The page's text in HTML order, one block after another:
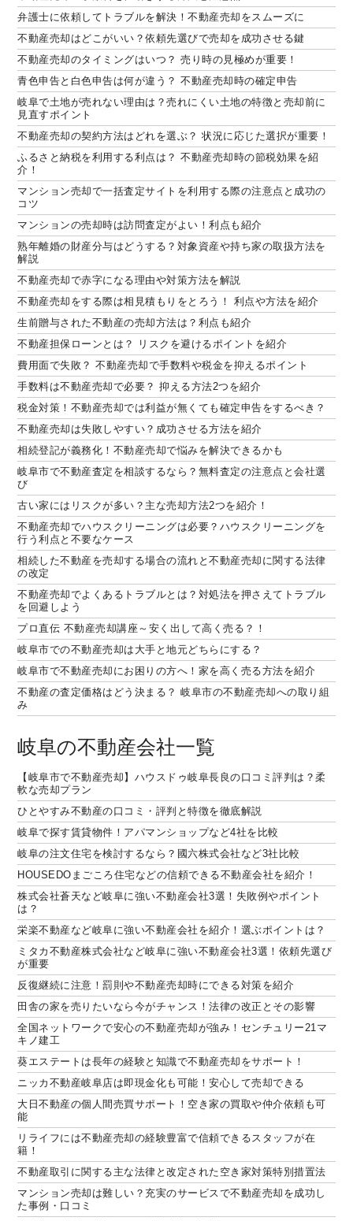
弁護士に依頼してトラブルを解決！不動産売却をスムーズに
不動産売却はどこがいい？依頼先選びで売却を成功させる鍵
不動産売却のタイミングはいつ？ 売り時の見極めが重要！
青色申告と白色申告は何が違う？ 不動産売却時の確定申告
岐阜で土地が売れない理由は？売れにくい土地の特徴と売却前に
見直すポイント
不動産売却の契約方法はどれを選ぶ？ 状況に応じた選択が重要！
ふるさと納税を利用する利点は？ 不動産売却時の節税効果を紹
介！
マンション売却で一括査定サイトを利用する際の注意点と成功の
コツ
マンションの売却時は訪問査定がよい！利点も紹介
熟年離婚の財産分与はどうする？対象資産や持ち家の取扱方法を
解説
不動産売却で赤字になる理由や対策方法を解説
不動産売却をする際は相見積もりをとろう！ 利点や方法を紹介
生前贈与された不動産の売却方法は？利点も紹介
不動産担保ローンとは？ リスクを避けるポイントを紹介
費用面で失敗？ 不動産売却で手数料や税金を抑えるポイント
手数料は不動産売却で必要？ 抑える方法2つを紹介
税金対策！不動産売却では利益が無くても確定申告をするべき？
不動産売却は失敗しやすい？成功させる方法を紹介
相続登記が義務化！不動産売却で悩みを解決できるかも
岐阜市で不動産査定を相談するなら？無料査定の注意点と会社選
び
古い家にはリスクが多い？主な売却方法2つを紹介！
不動産売却でハウスクリーニングは必要？ハウスクリーニングを
行う利点と不要なケース
相続した不動産を売却する場合の流れと不動産売却に関する法律
の改定
不動産売却でよくあるトラブルとは？対処法を押さえてトラブル
を回避しよう
プロ直伝 不動産売却講座～安く出して高く売る？！
岐阜市での不動産売却は大手と地元どちらにする？
岐阜市で不動産売却にお困りの方へ！家を高く売る方法を紹介
不動産の査定価格はどう決まる？ 岐阜市の不動産売却への取り組
み
岐阜の不動産会社一覧
【岐阜市で不動産売却】ハウスドゥ岐阜長良の口コミ評判は？柔
軟な売却プラン
ひとやすみ不動産の口コミ・評判と特徴を徹底解説
岐阜で探す賃貸物件！アパマンショップなど4社を比較
岐阜の注文住宅を検討するなら？國六株式会社など3社比較
HOUSEDOまごころ住宅などの信頼できる不動産会社を紹介！
株式会社蒼天など岐阜に強い不動産会社3選！失敗例やポイント
は？
栄楽不動産など岐阜に強い不動産会社を紹介！選ぶポイントは？
ミタカ不動産株式会社など岐阜に強い不動産会社3選！依頼先選び
が重要
反復継続に注意！罰則や不動産売却時にできる対策を紹介
田舎の家を売りたいなら今がチャンス！法律の改正とその影響
全国ネットワークで安心の不動産売却が強み！センチュリー21マ
キノ建工
葵エステートは長年の経験と知識で不動産売却をサポート！
ニッカ不動産岐阜店は即現金化も可能！安心して売却できる
大日不動産の個人間売買サポート！空き家の買取や仲介依頼も可
能
リライフには不動産売却の経験豊富で信頼できるスタッフが在
籍！
不動産取引に関する主な法律と改定された空き家対策特別措置法
マンション売却は難しい？充実のサービスで不動産売却を成功し
た事例・口コミ